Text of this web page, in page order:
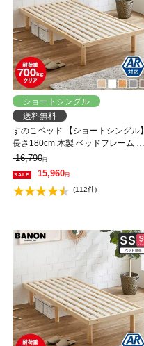
ショートシングル
送料無料
すのこベッド 【ショートシングル】
長さ180cm 木製 ベッドフレーム 耐
荷重350kg 組立簡単 高さ4段階 低ホ
ルムアルデヒド バノン【AR】
16,790円
15,960円
(112件)